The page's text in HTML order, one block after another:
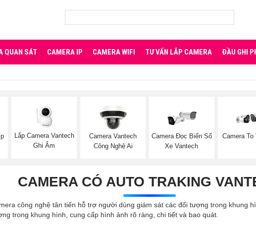
QUAN SÁT CAMERA IP CAMERA WIFI TƯ VẤN LẮP CAMERA ĐẦU GHI
Lắp Camera Vantech
Ghi Âm
Camera Vantech
Công Nghệ Ai
Camera Đọc Biển Số
Xe Vantech
Camera To
CAMERA CÓ AUTO TRAKING
công nghệ tân tiến hỗ trợ người dùng giám sát các đối tượng trong khung
trong khung hình, cung cấp hình ảnh rõ ràng, chi tiết và bao quát.